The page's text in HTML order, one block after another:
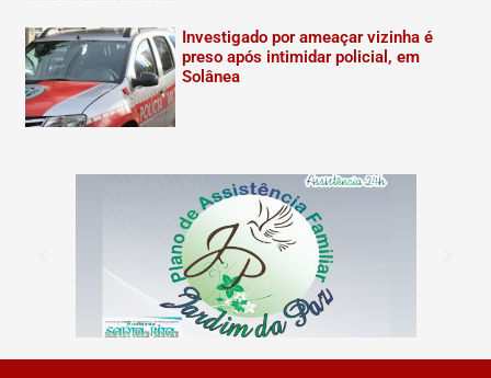
Investigado por ameaçar vizinha é
preso após intimidar policial, em
Solânea